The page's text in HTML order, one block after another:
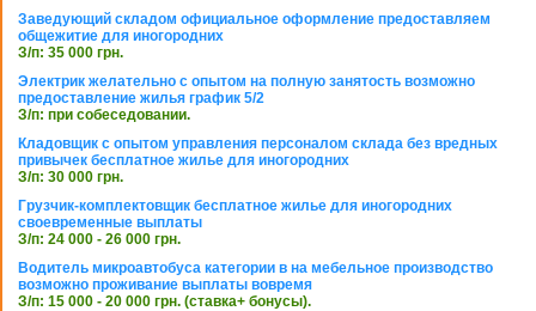
Заведующий складом официальное оформление предоставляем
общежитие для иногородних
З/п: 35 000 грн.
Электрик желательно с опытом на полную занятость возможно
предоставление жилья график 5/2
З/п: при собеседовании.
Кладовщик с опытом управления персоналом склада без вредных
привычек бесплатное жилье для иногородних
З/п: 30 000 грн.
Грузчик-комплектовщик бесплатное жилье для иногородних
своевременные выплаты
З/п: 24 000 - 26 000 грн.
Водитель микроавтобуса категории в на мебельное производство
возможно проживание выплаты вовремя
З/п: 15 000 - 20 000 грн. (ставка+ бонусы).